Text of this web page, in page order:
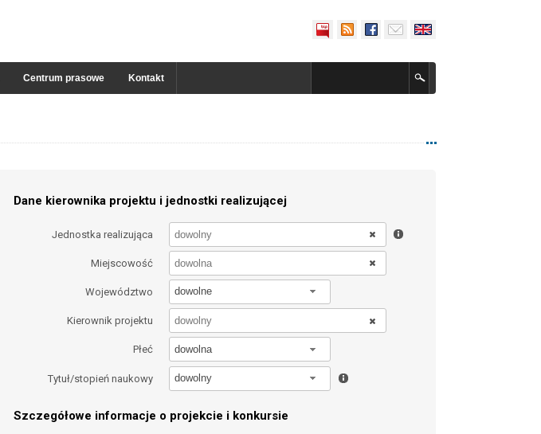
Centrum prasowe Kontakt
Dane kierownika projektu i jednostki realizującej
Jednostka realizująca
Miejscowość
Województwo dowolne
Kierownik projektu
Płeć dowolna
Tytuł/stopień naukowy dowolny
Szczegółowe informacje o projekcie i konkursie